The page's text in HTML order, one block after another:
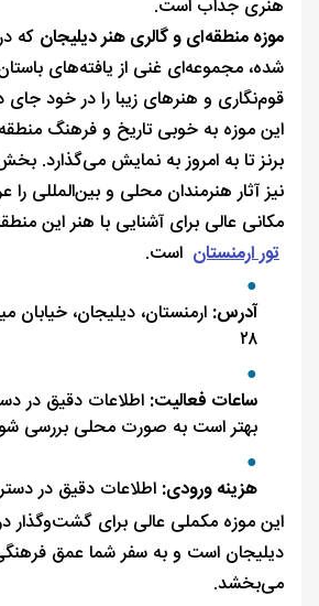
هنری جذاب است.
موزه منطقه‌ای و گالری هنر دیلیجان
شده، مجموعه‌ای غنی از یافته‌های
قوم‌نگاری و هنرهای زیبا را در خود
این موزه به خوبی تاریخ و فرهنگ
برنز تا به امروز به نمایش می‌گذارد.
نیز آثار هنرمندان محلی و بین‌المللی
مکانی عالی برای آشنایی با هنر این
تور ارمنستان است.
آدرس: ارمنستان، دیلیجان، خیابان
۲۸
ساعات فعالیت: اطلاعات دقیق در
بهتر است به صورت محلی بررسی
هزینه ورودی: اطلاعات دقیق در
این موزه مکملی عالی برای گشت‌وگذار
دیلیجان است و به سفر شما عمق
می‌بخشد.